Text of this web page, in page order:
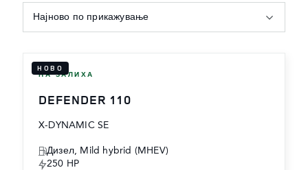
Најново по прикажување
НОВО
НА ЗАЛИХА
DEFENDER 110
X-DYNAMIC SE
Дизел, Mild hybrid (MHEV)
250 HP